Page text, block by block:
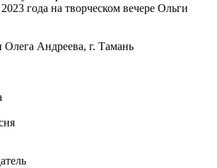
года на творческом вечере Ольги
Олега Андреева, г. Тамань